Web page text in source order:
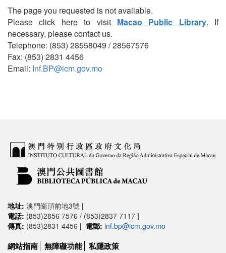
The page you requested is not available.
Please click here to visit Macao Public Library. If
necessary, please contact us.
Telephone: (853) 28558049 / 28567576
Fax: (853) 2831 4456
Email: Inf.BP@icm.gov.mo
地址: 澳門崗頂前地3號 |
電話: (853)2856 7576 / (853)2837 7117 |
傳真: (853)2831 4456 | 電郵: inf.bp@icm.gov.mo
網站指南 無障礙功能 私隱政策